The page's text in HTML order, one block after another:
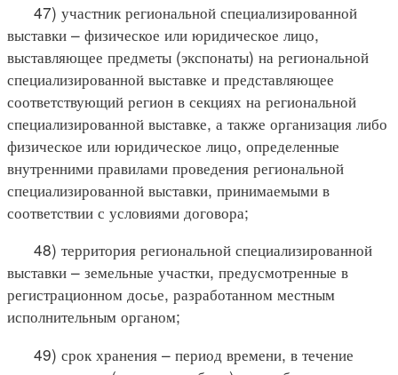
47) участник региональной специализированной
выставки – физическое или юридическое лицо,
выставляющее предметы (экспонаты) на региональной
специализированной выставке и представляющее
соответствующий регион в секциях на региональной
специализированной выставке, а также организация либо
физическое или юридическое лицо, определенные
внутренними правилами проведения региональной
специализированной выставки, принимаемыми в
соответствии с условиями договора;
48) территория региональной специализированной
выставки – земельные участки, предусмотренные в
регистрационном досье, разработанном местным
исполнительным органом;
49) срок хранения – период времени, в течение